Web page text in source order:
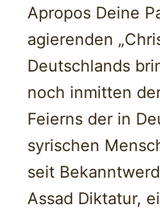
Apropos Deine
agierenden
Deutschlands
noch inmitten
Feierns der in
syrischen
seit
Assad Diktatur,